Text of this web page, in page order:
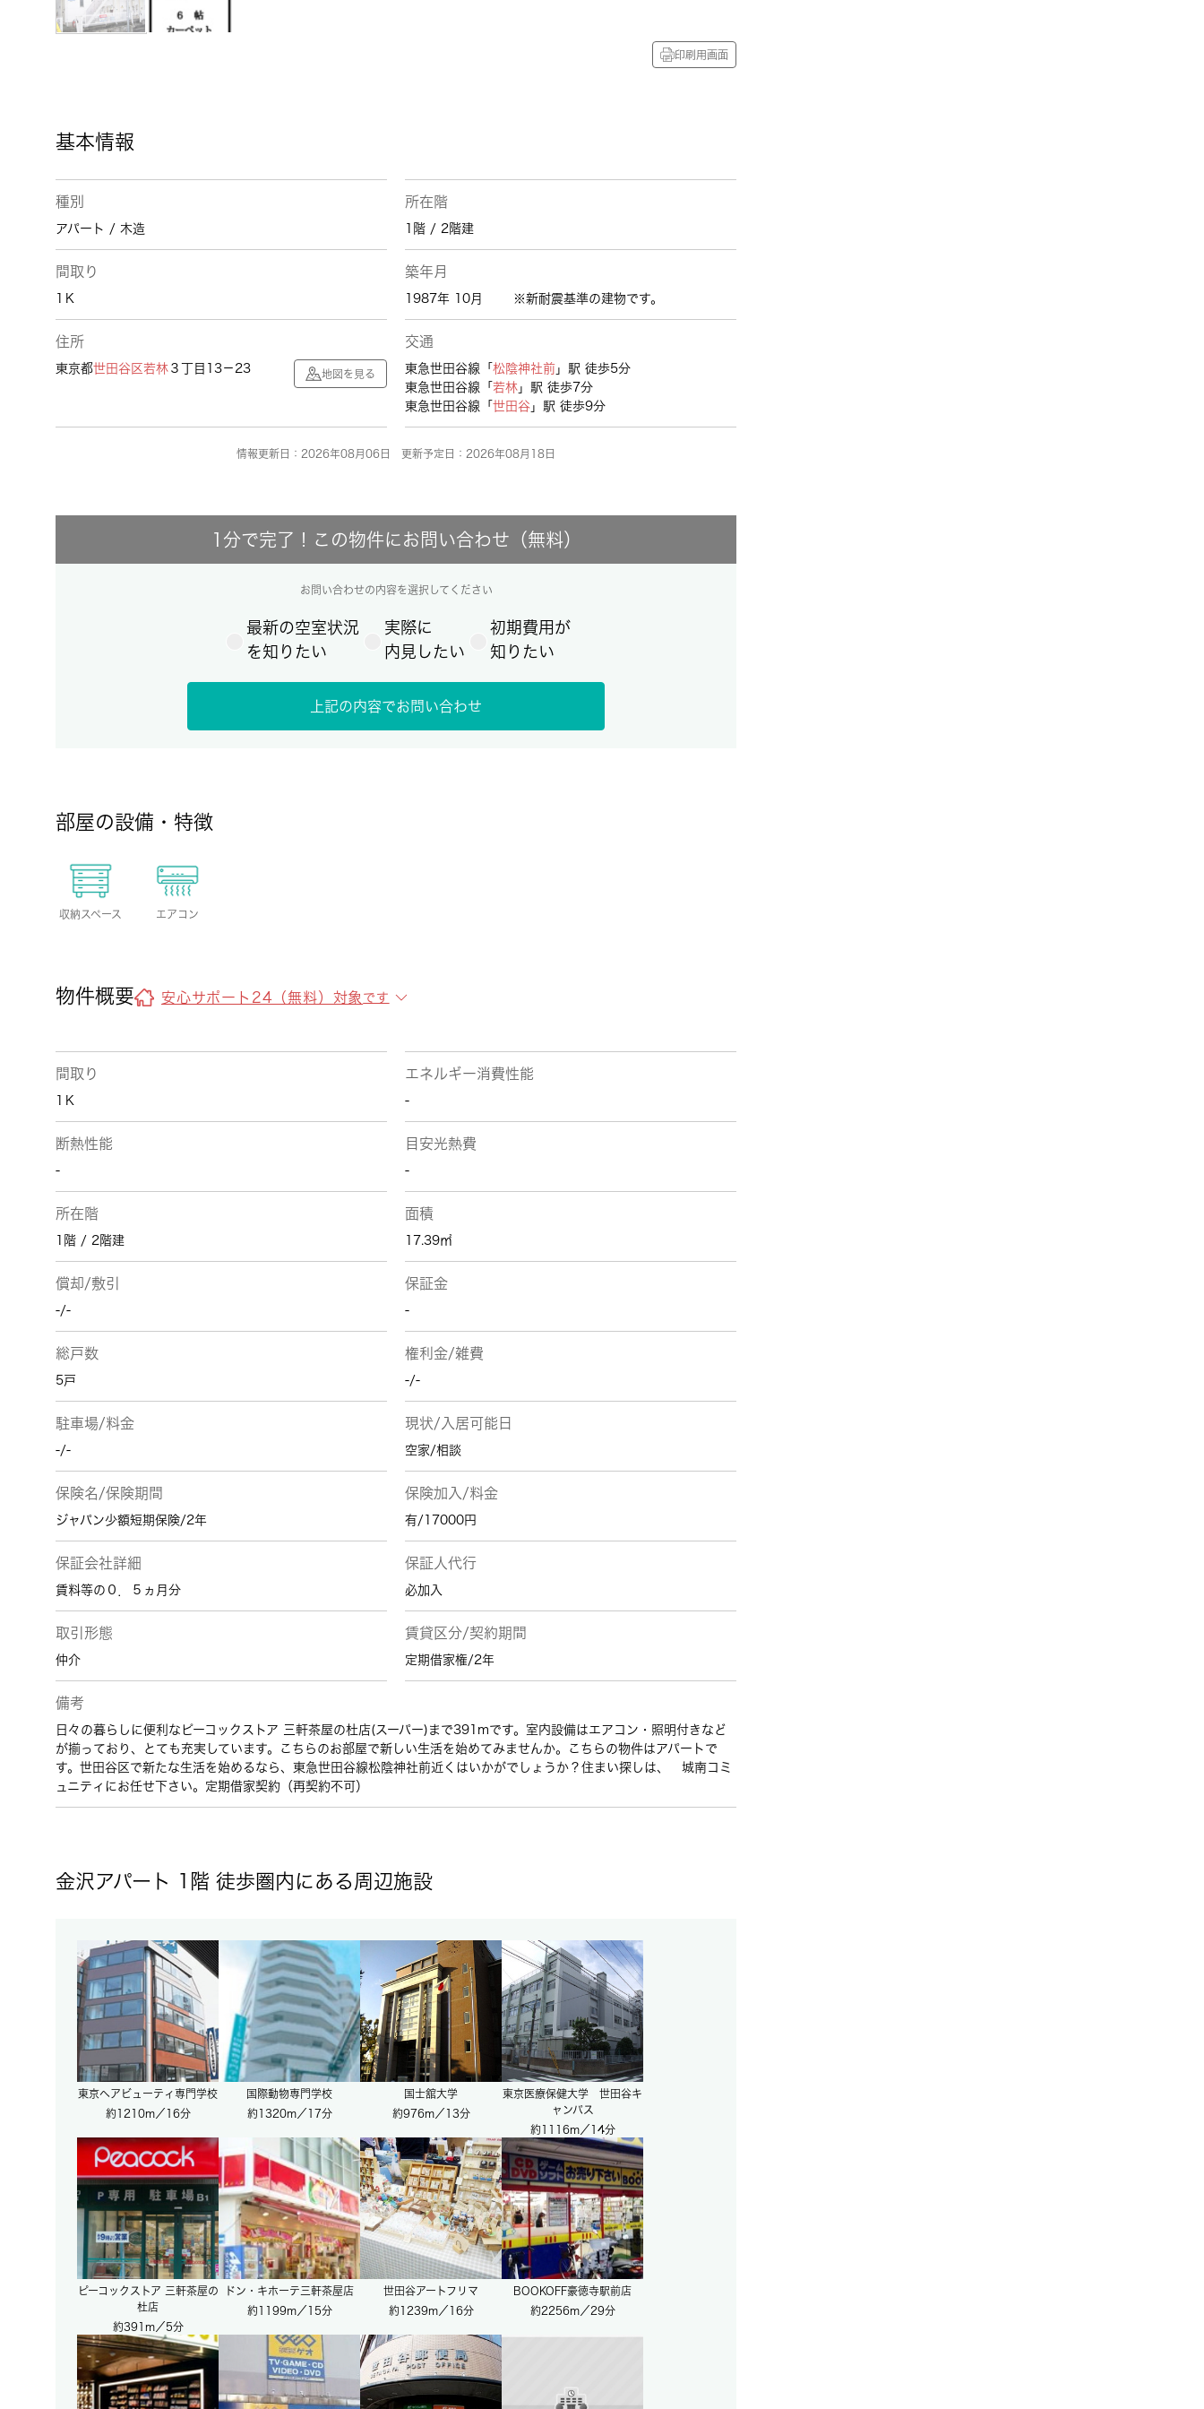
印刷用画面
基本情報
種別
アパート / 木造
所在階
1階 / 2階建
間取り
1Ｋ
築年月
1987年 10月 ※新耐震基準の建物です。
住所
東京都世田谷区若林 ３丁目13－23 地図を見る
交通
東急世田谷線「 松陰神社前 」駅 徒歩5分
東急世田谷線「 若林 」駅 徒歩7分
東急世田谷線「 世田谷 」駅 徒歩9分
情報更新日：2026年08月06日 更新予定日：2026年08月18日
1分で完了！この物件にお問い合わせ（無料）
お問い合わせの内容を選択してください
最新の空室状況
を知りたい
実際に
内見したい
初期費用が
知りたい
上記の内容でお問い合わせ
部屋の設備・特徴
収納スペース エアコン
物件概要 安心サポート24（無料）対象 です
間取り
1Ｋ
エネルギー消費性能
-
断熱性能
-
目安光熱費
-
所在階
1階 / 2階建
面積
17.39㎡
償却/敷引
-/-
保証金
-
総戸数
5戸
権利金/雑費
-/-
駐車場/料金
-/-
現状/入居可能日
空家/相談
保険名/保険期間
ジャパン少額短期保険/2年
保険加入/料金
有/17000円
保証会社詳細
賃料等の０．５ヵ月分
保証人代行
必加入
取引形態
仲介
賃貸区分/契約期間
定期借家権/2年
備考
日々の暮らしに便利なピーコックストア 三軒茶屋の杜店(スーパー)まで391mです。室内設備はエアコン・照明付きなど
が揃っており、とても充実しています。こちらのお部屋で新しい生活を始めてみませんか。こちらの物件はアパートで
す。世田谷区で新たな生活を始めるなら、東急世田谷線松陰神社前近くはいかがでしょうか？住まい探しは、 城南コミ
ュニティにお任せ下さい。定期借家契約（再契約不可）
金沢アパート 1階 徒歩圏内にある周辺施設
東京ヘアビューティ専門学校
約1210m／16分
国際動物専門学校
約1320m／17分
国士舘大学
約976m／13分
東京医療保健大学 世田谷キ
ャンパス
約1116m／14分
ピーコックストア 三軒茶屋の
杜店
約391m／5分
ドン・キホーテ三軒茶屋店
約1199m／15分
世田谷アートフリマ
約1239m／16分
BOOKOFF豪徳寺駅前店
約2256m／29分